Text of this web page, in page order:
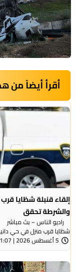
أقرأ أيضاً من
إلقاء قنبلة شظايا قرب
والشرطة تحقق
راديو الناس – بث مباشر
شظايا قرب منزل في حي دانيا
5 أغسطس 2026 | 1:07 مساءً